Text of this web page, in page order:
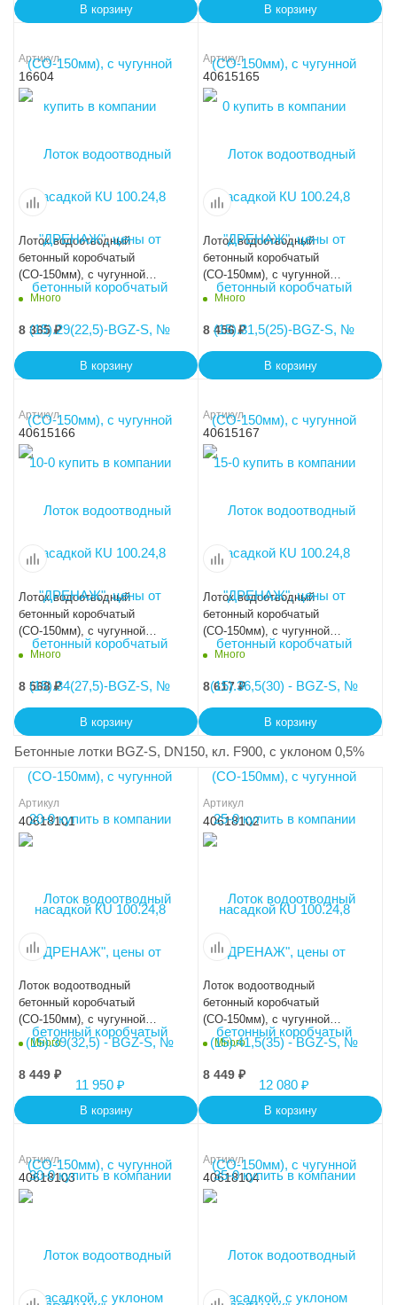
В корзину В корзину
Артикул
16604
Лоток водоотводный
бетонный коробчатый
(СО-150мм), с чугунной
насадкой КU 100.24,8
Много
8 365₽
В корзину
Артикул
40615165
Лоток водоотводный
бетонный коробчатый
(СО-150мм), с чугунной
насадкой КU 100.24,8
Много
8 456₽
В корзину
Артикул
40615166
Лоток водоотводный
бетонный коробчатый
(СО-150мм), с чугунной
насадкой КU 100.24,8
Много
8 568₽
В корзину
Артикул
40615167
Лоток водоотводный
бетонный коробчатый
(СО-150мм), с чугунной
насадкой КU 100.24,8
Много
8 617₽
В корзину
Бетонные лотки BGZ-S, DN150, кл. F900, с уклоном 0,5%
Артикул
40618101
Лоток водоотводный
бетонный коробчатый
(СО-150мм), с чугунной
насадкой, с уклоном
0,5%КUу 100.24,8
(15).24(17,5)-BGZ-S, № -1
Много
8 449 ₽
В корзину
Артикул
40618102
Лоток водоотводный
бетонный коробчатый
(СО-150мм), с чугунной
насадкой, с уклоном
0,5%КUу 100.24,8
(15).23,5(17)-BGZ-S, № -2
Много
8 449 ₽
В корзину
Артикул
40618103
Артикул
40618104